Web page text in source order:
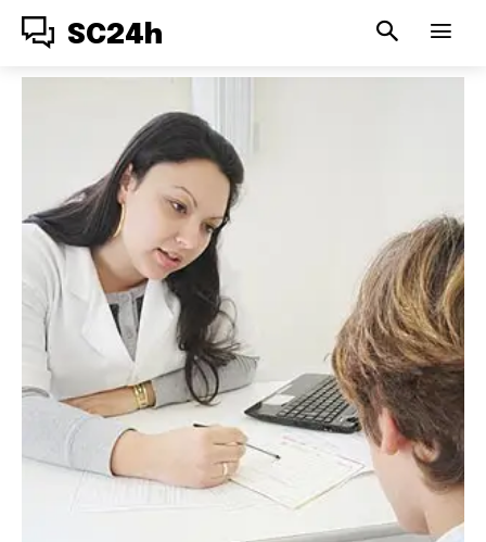
SC24h